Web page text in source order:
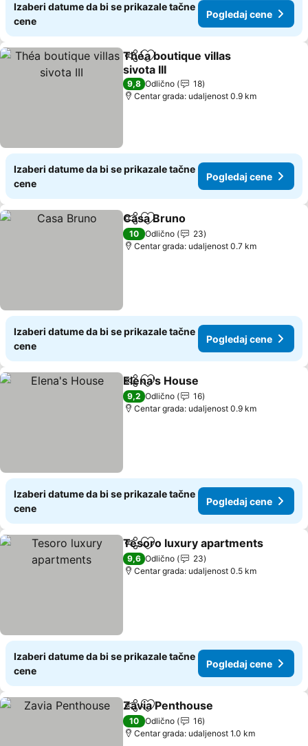
Izaberi datume da bi se prikazale tačne
cene
Pogledaj cene
Deli Dodati u favorite
Théa boutique villas
sivota III
Pogledaj cene
9,8 Odlično
18
Centar grada: udaljenost 0.9 km
Izaberi datume da bi se prikazale tačne
cene
Pogledaj cene
Deli Dodati u favorite
Casa Bruno
10 Odlično
23
Centar grada: udaljenost 0.7 km
Izaberi datume da bi se prikazale tačne
cene
Pogledaj cene
Deli Dodati u favorite
Elena's House
9,2 Odlično
16
Centar grada: udaljenost 0.9 km
Izaberi datume da bi se prikazale tačne
cene
Pogledaj cene
Deli Dodati u favorite
Tesoro luxury apartments
9,6 Odlično
23
Centar grada: udaljenost 0.5 km
Izaberi datume da bi se prikazale tačne
cene
Pogledaj cene
Deli Dodati u favorite
Zavia Penthouse
10 Odlično
16
Centar grada: udaljenost 1.0 km